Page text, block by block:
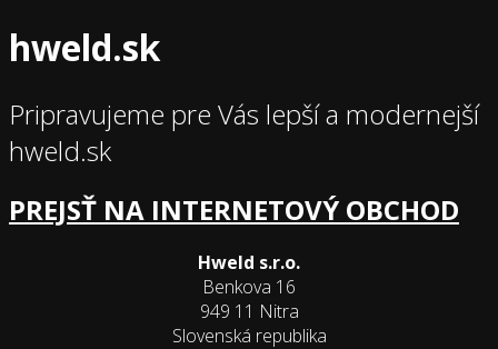
hweld.sk
Pripravujeme pre Vás lepší a modernejší
hweld.sk
PREJSŤ NA INTERNETOVÝ OBCHOD
Hweld s.r.o.
Benkova 16
949 11 Nitra
Slovenská republika